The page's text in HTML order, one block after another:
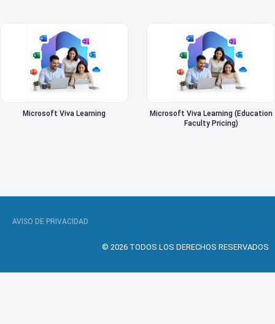
Microsoft Viva Learning
Microsoft Viva Learning (Education
Faculty Pricing)
AVISO DE PRIVACIDAD
© 2026 TODOS LOS DERECHOS RESERVADOS